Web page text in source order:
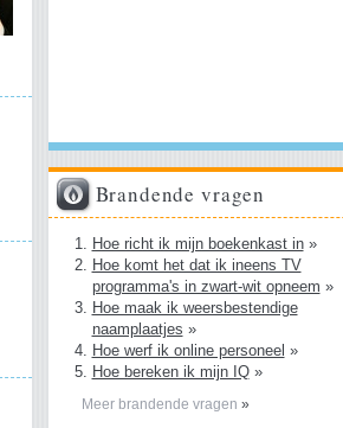
Brandende vragen
Hoe richt ik mijn boekenkast in»
Hoe komt het dat ik ineens TV
programma's in zwart-wit opneem »
Hoe maak ik weersbestendige
naamplaatjes »
Hoe werf ik online personeel »
Hoe bereken ik mijn IQ»
Meer brandende vragen »